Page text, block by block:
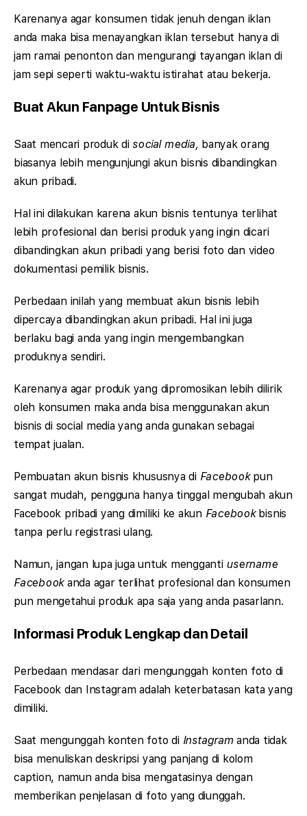
Karenanya agar konsumen tidak jenuh dengan iklan
anda maka bisa menayangkan iklan tersebut hanya di
jam ramai penonton dan mengurangi tayangan iklan di
jam sepi seperti waktu-waktu istirahat atau bekerja.
Buat Akun Fanpage Untuk Bisnis
Saat mencari produk disocial media, banyak orang
biasanya lebih mengunjungi akun bisnis dibandingkan
akun pribadi.
Hal ini dilakukan karena akun bisnis tentunya terlihat
lebih profesional dan berisi produk yang ingin dicari
dibandingkan akun pribadi yang berisi foto dan video
dokumentasi pemilik bisnis.
Perbedaan inilah yang membuat akun bisnis lebih
dipercaya dibandingkan akun pribadi. Hal ini juga
berlaku bagi anda yang ingin mengembangkan
produknya sendiri.
Karenanya agar produk yang dipromosikan lebih dilirik
oleh konsumen maka anda bisa menggunakan akun
bisnis di social media yang anda gunakan sebagai
tempat jualan.
Pembuatan akun bisnis khususnya diFacebook pun
sangat mudah, pengguna hanya tinggal mengubah akun
Facebook pribadi yang dimiliki ke akun Facebookbisnis
tanpa perlu registrasi ulang.
Namun, jangan lupa juga untuk mengganti username
Facebookanda agar terlihat profesional dan konsumen
pun mengetahui produk apa saja yang anda pasarlann.
Informasi Produk Lengkap dan Detail
Perbedaan mendasar dari mengunggah konten foto di
Facebook dan Instagram adalah keterbatasan kata yang
dimiliki.
Saat mengunggah konten foto di Instagram anda tidak
bisa menuliskan deskripsi yang panjang di kolom
caption, namun anda bisa mengatasinya dengan
memberikan penjelasan di foto yang diunggah.